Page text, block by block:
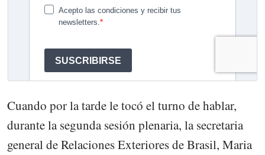
Cuando por la tarde le tocó el turno de hablar,
durante la segunda sesión plenaria, la secretaria
general de Relaciones Exteriores de Brasil, Maria